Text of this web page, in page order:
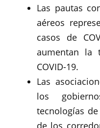
Las pautas
aéreos
casos de
aumentan la
COVID-19.
Las
los
tecnologías